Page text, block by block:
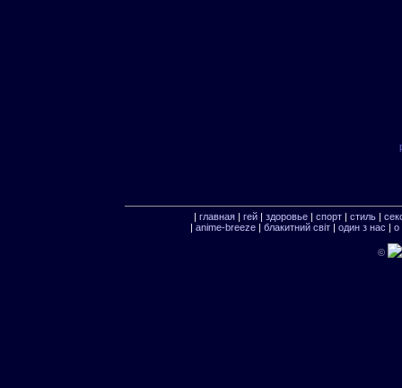
| главная| гей| здоровье| спорт| стиль|
| anime-breeze| блакитний свiт| один з нас | о
©